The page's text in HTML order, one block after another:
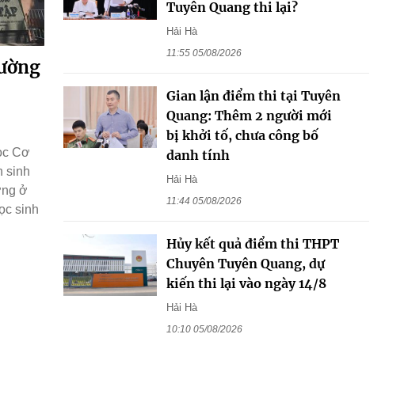
Cơ
sinh
ở
sinh
Tuyên Quang thi lại?
Hải Hà
11:55 05/08/2026
Gian lận điểm thi tại Tuyên
Quang: Thêm 2 người mới
bị khởi tố, chưa công bố
danh tính
Hải Hà
11:44 05/08/2026
Hủy kết quả điểm thi THPT
Chuyên Tuyên Quang, dự
kiến thi lại vào ngày 14/8
Hải Hà
10:10 05/08/2026